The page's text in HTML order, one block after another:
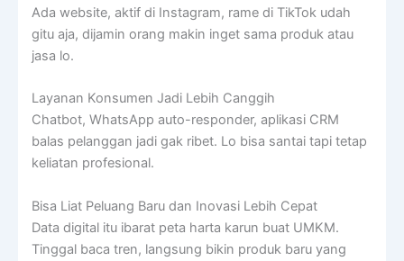
Ada website, aktif di Instagram, rame di TikTok udah
gitu aja, dijamin orang makin inget sama produk atau
jasa lo.
Layanan Konsumen Jadi Lebih Canggih
Chatbot, WhatsApp auto-responder, aplikasi CRM
balas pelanggan jadi gak ribet. Lo bisa santai tapi tetap
keliatan profesional.
Bisa Liat Peluang Baru dan Inovasi Lebih Cepat
Data digital itu ibarat peta harta karun buat UMKM.
Tinggal baca tren, langsung bikin produk baru yang